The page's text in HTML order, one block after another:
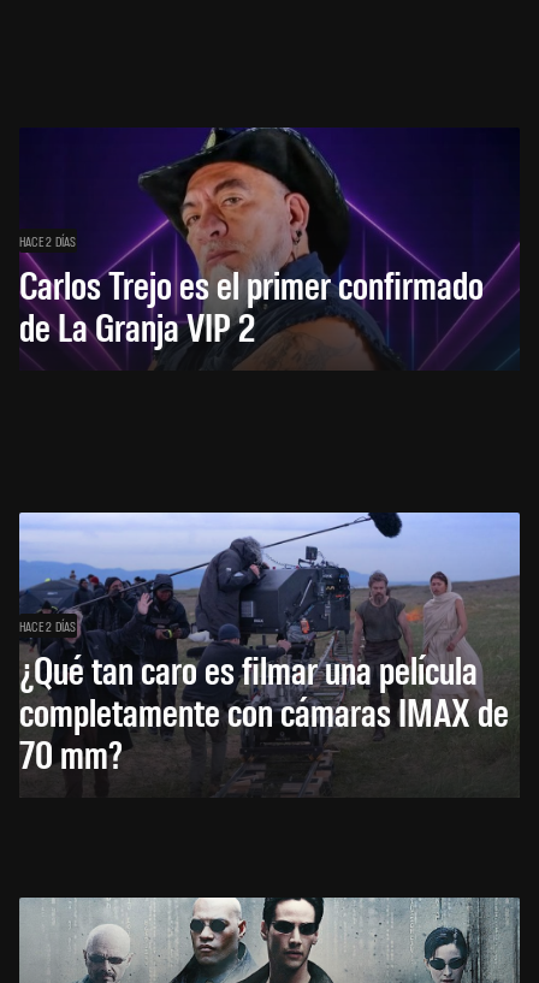
HACE 2 DÍAS
Carlos Trejo es el primer confirmado
de La Granja VIP 2
HACE 2 DÍAS
¿Qué tan caro es filmar una película
completamente con cámaras IMAX de
70 mm?